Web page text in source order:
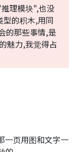
理模块",也没
的积木,用同
的那些事情,是
魅力,我觉得占
一页用图和文字一